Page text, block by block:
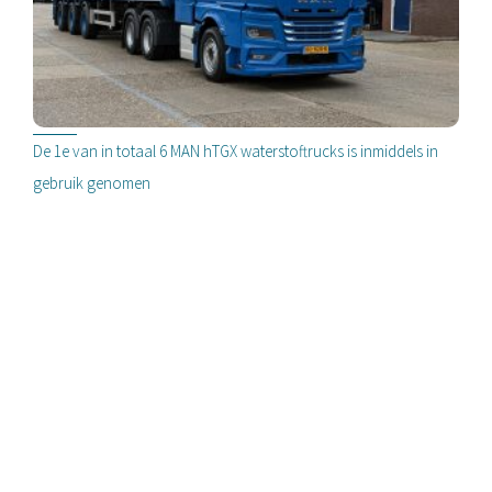
De 1e van in totaal 6 MAN hTGX waterstoftrucks is inmiddels in
gebruik genomen